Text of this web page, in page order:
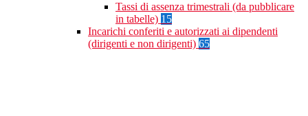
Tassi di assenza trimestrali (da pubblicare
in tabelle) 15
Incarichi conferiti e autorizzati ai dipendenti
(dirigenti e non dirigenti) 65